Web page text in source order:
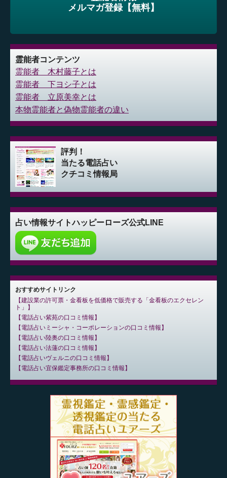
メルマガ登録【無料】
霊能者コンテンツ
霊能者 木村藤子とは
霊能者 下ヨシ子とは
霊能者 立原美幸とは
本物霊能者と偽物霊能者の違い
評判！
当たる電話占い
クチコミ情報局
占い情報サイトハッピーローズ公式LINE
おすすめサイトリンク
建設業の許可票・金看板を低価格で販売する「金看板のエクセレン
ト」
電話占い紫苑の口コミ情報
電話占いミーシャ・コーポレーションの口コミ情報
電話占い陸奥の口コミ情報
電話占い法蓮の口コミ情報
電話占いヴェルニの口コミ情報
電話占い宜保鑑定事務所の口コミ情報